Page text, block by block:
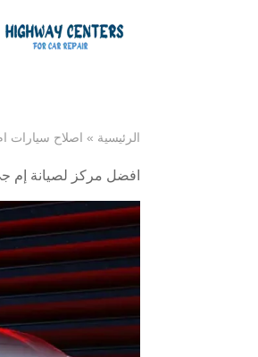
الرئيسية » اصلاح سيارات
افضل مركز لصيانة إم